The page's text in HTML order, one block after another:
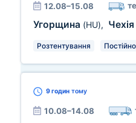
12.08–15.08
Угорщина (HU), Чехія
Розтентування Постійно
9 годин тому
10.08–14.08